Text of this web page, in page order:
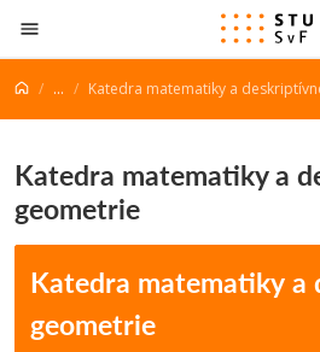
Prejsť na obsah
... Katedra matematiky a
Katedra matematiky a
geometrie
Katedra matematiky a
geometrie